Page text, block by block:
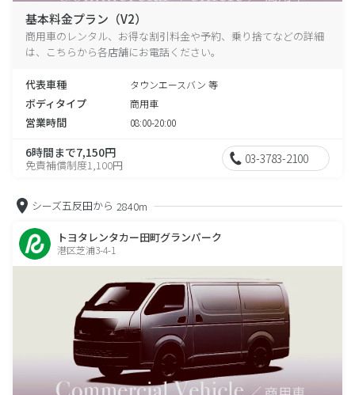
基本料金プラン（V2）
商用車のレンタル、お得な割引料金や予約、乗り捨てなどの詳細
は、こちらから各店舗にお電話ください。
代表車種 タウンエースバン 等
ボディタイプ 商用車
営業時間 08:00-20:00
6時間まで7,150円
免責補償制度1,100円 03-3783-2100
シーズ五反田から 2840m
トヨタレンタカー田町グランパーク
港区芝浦3-4-1